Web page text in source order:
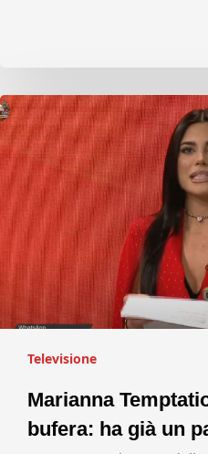
Televisione
Marianna
bufera: ha già un